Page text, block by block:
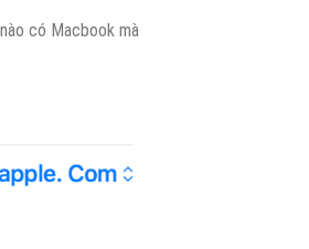
có Macbook mà